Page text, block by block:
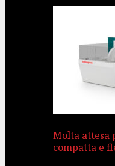
Molta attesa
compatta e